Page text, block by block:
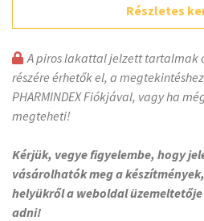
Részletes
A piros lakattal jelzett tartalmak
részére érhetők el, a
PHARMINDEX Fiókjával, vagy ha
megteheti!
Kérjük, vegye figyelembe, hogy
vásárolhatók meg a
helyükről a weboldal
adni!